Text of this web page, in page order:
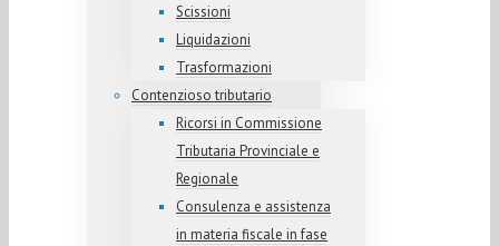
Scissioni
Liquidazioni
Trasformazioni
Contenzioso tributario
Ricorsi in Commissione
Tributaria Provinciale e
Regionale
Consulenza e assistenza
in materia fiscale in fase